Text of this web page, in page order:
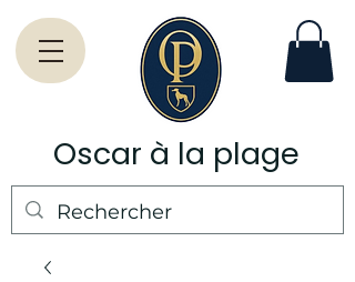
Oscar à la plage